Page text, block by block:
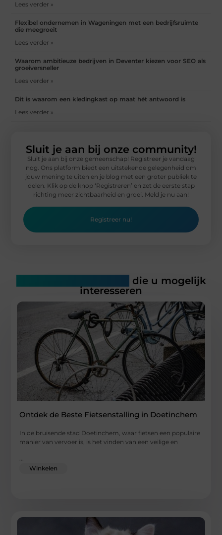
Lees verder »
Flexibel ondernemen in Wageningen met een bedrijfsruimte
die meegroeit
Lees verder »
Waarom ambitieuze bedrijven in Deventer kiezen voor SEO als
groeiversneller
Lees verder »
Dit is waarom een kledingkast op maat hét antwoord is
Lees verder »
Sluit je aan bij onze community!
Sluit je aan bij onze gemeenschap! Registreer je vandaag
nog. Ons platform biedt een uitstekende gelegenheid om
jouw mening te uiten en je blog met een groter publiek te
delen. Klik op de knop ‘Registreren’ en zet de eerste stap
richting meer zichtbaarheid en groei. Meld je nu aan!
Registreer nu!
die u mogelijk
interesseren
Ontdek de Beste Fietsenstalling in Doetinchem
In de bruisende stad Doetinchem, waar fietsen een populaire
manier van vervoer is, is het vinden van een veilige en
Winkelen